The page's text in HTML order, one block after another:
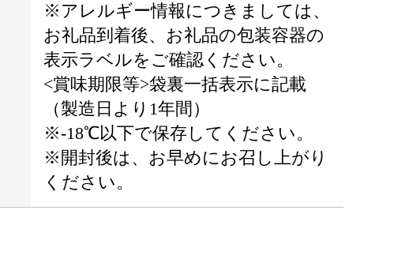
※アレルギー情報につきましては、
お礼品到着後、お礼品の包装容器の
表示ラベルをご確認ください。
<賞味期限等>袋裏一括表示に記載
（製造日より1年間）
※-18℃以下で保存してください。
※開封後は、お早めにお召し上がり
ください。